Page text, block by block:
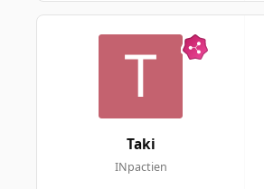
Taki
INpactien